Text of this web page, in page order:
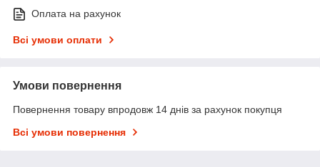
Оплата на рахунок
Всі умови оплати
Умови повернення
Повернення товару впродовж 14 днів за рахунок покупця
Всі умови повернення